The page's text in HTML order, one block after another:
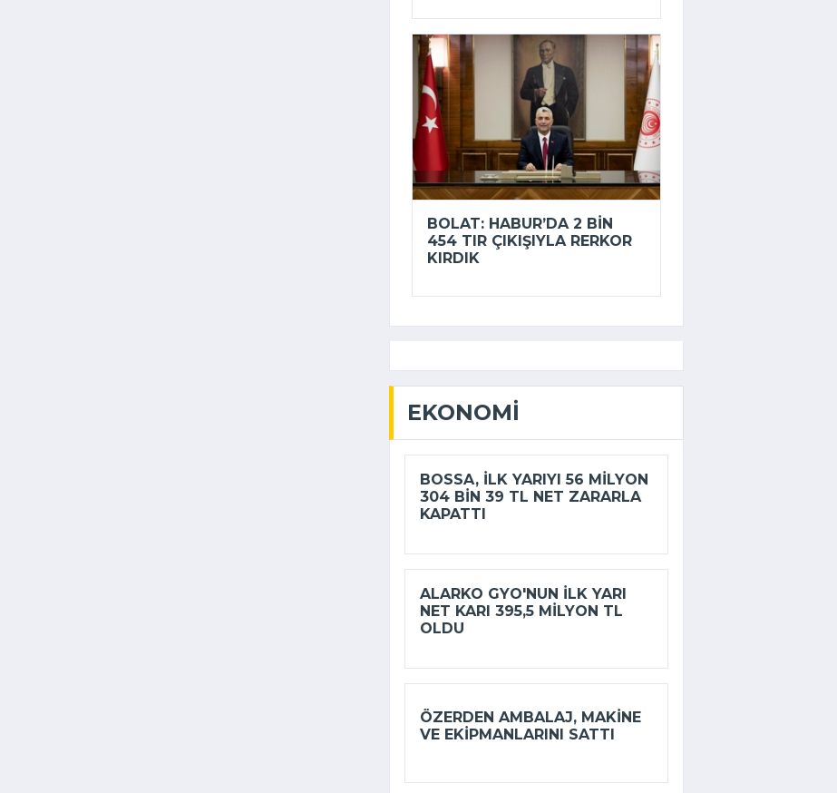
BOLAT: HABUR’DA 2 BIN
454 TIR ÇIKIŞIYLA RERKOR
KIRDIK
EKONOMI
BOSSA, ILK YARIYI 56 MILYON
304 BIN 39 TL NET ZARARLA
KAPATTI
ALARKO GYO'NUN ILK YARI
NET KARI 395,5 MILYON TL
OLDU
ÖZERDEN AMBALAJ, MAKINE
VE EKIPMANLARINI SATTI